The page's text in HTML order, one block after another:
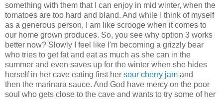
something with them that I can enjoy in mid winter, when the
tomatoes are too hard and bland. And while I think of myself
as a generous person, I am like scrooge when it comes to
our home grown produces. So, you see why option 3 works
better now? Slowly I feel like I'm becoming a grizzly bear
who tries to get fat and eat as much as she can in the
summer and even saves up for the winter when she hides
herself in her cave eating first her sour cherry jam and
then the marinara sauce. And God have mercy on the poor
soul who gets close to the cave and wants to try some of her